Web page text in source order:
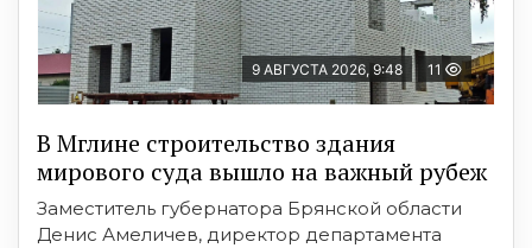
9 АВГУСТА 2026, 9:48 11
В Мглине строительство здания
мирового суда вышло на важный рубеж
Заместитель губернатора Брянской области
Денис Амеличев, директор департамента